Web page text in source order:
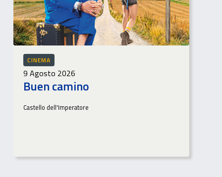
CINEMA
9 Agosto 2026
Buen camino
Castello dell'Imperatore